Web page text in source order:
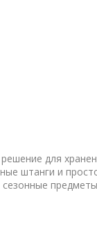
ОРЕХ
для
штанги и
цветным